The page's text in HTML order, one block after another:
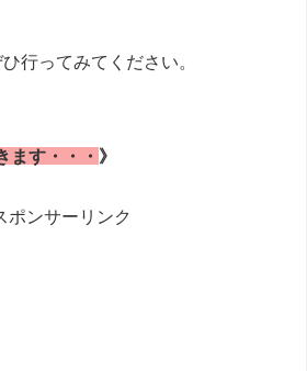
行ってみてください。
ます・・・ 》
ポンサーリンク